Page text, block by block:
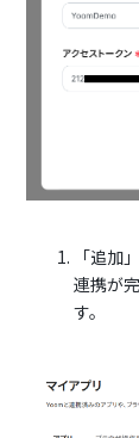
「追加
連携が
す。